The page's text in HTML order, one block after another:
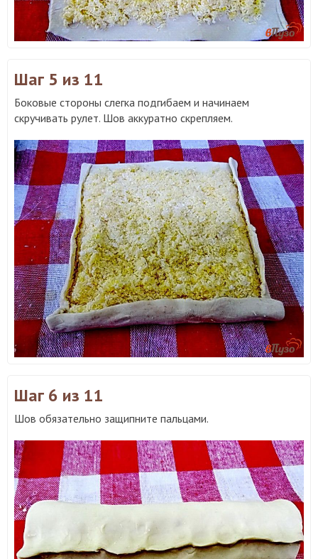
Шаг 5 из 11
Боковые стороны слегка подгибаем и начинаем
скручивать рулет. Шов аккуратно скрепляем.
Шаг 6 из 11
Шов обязательно защипните пальцами.